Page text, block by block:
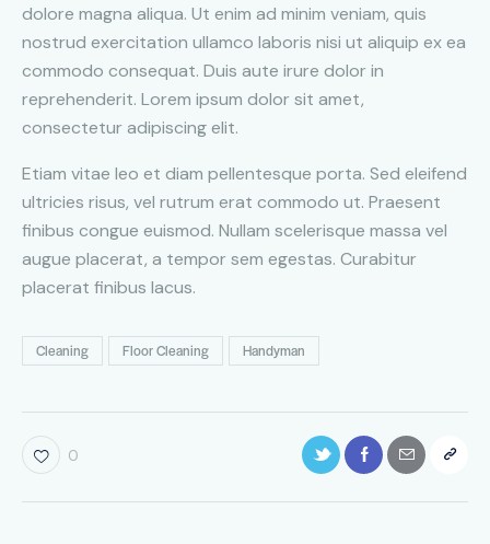
dolore magna aliqua. Ut enim ad minim veniam, quis
nostrud exercitation ullamco laboris nisi ut aliquip ex ea
commodo consequat. Duis aute irure dolor in
reprehenderit. Lorem ipsum dolor sit amet,
consectetur adipiscing elit.
Etiam vitae leo et diam pellentesque porta. Sed eleifend
ultricies risus, vel rutrum erat commodo ut. Praesent
finibus congue euismod. Nullam scelerisque massa vel
augue placerat, a tempor sem egestas. Curabitur
placerat finibus lacus.
Cleaning Floor Cleaning Handyman
0